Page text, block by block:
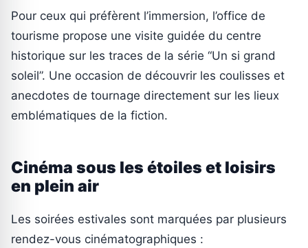
Pour ceux qui préfèrent l’immersion, l’office de
tourisme propose une visite guidée du centre
historique sur les traces de la série “Un si grand
soleil”. Une occasion de découvrir les coulisses et
anecdotes de tournage directement sur les lieux
emblématiques de la fiction.
Cinéma sous les étoiles et loisirs
en plein air
Les soirées estivales sont marquées par plusieurs
rendez-vous cinématographiques :